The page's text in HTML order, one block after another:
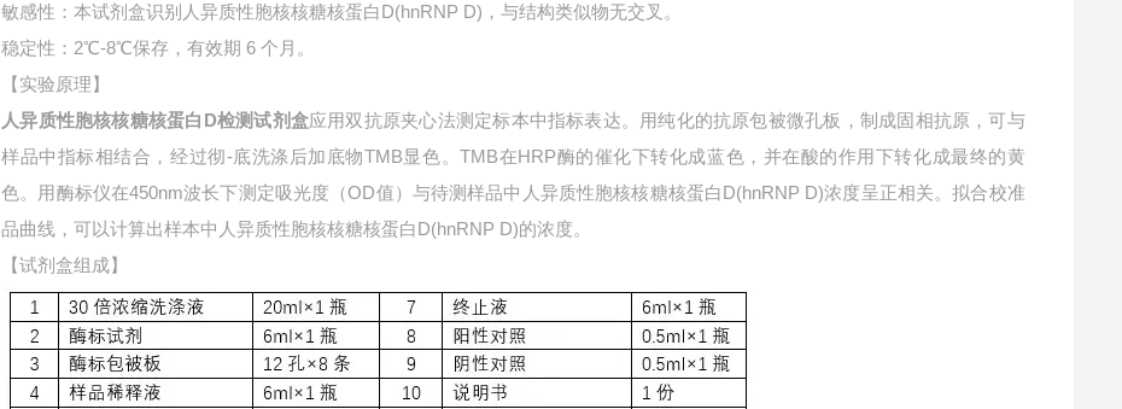
敏感性：本试剂盒识别人异质性胞核核糖核蛋白D(hnRNP D)，与结构类似物无交叉。
稳定性：2℃-8℃保存，有效期 6 个月。
【实验原理】
人异质性胞核核糖核蛋白D检测试剂盒应用双抗原夹心法测定标本中指标表达。用纯化的抗原包被微孔板，制成固相抗原，可与
样品中指标相结合，经过彻-底洗涤后加底物TMB显色。TMB在HRP酶的催化下转化成蓝色，并在酸的作用下转化成最终的黄
色。用酶标仪在450nm波长下测定吸光度（OD值）与待测样品中 人异质性胞核核糖核蛋白D(hnRNP D)浓度呈正相关。拟合校准
品曲线，可以计算出样本中 人异质性胞核核糖核蛋白D(hnRNP D)的浓度。
【试剂盒组成】